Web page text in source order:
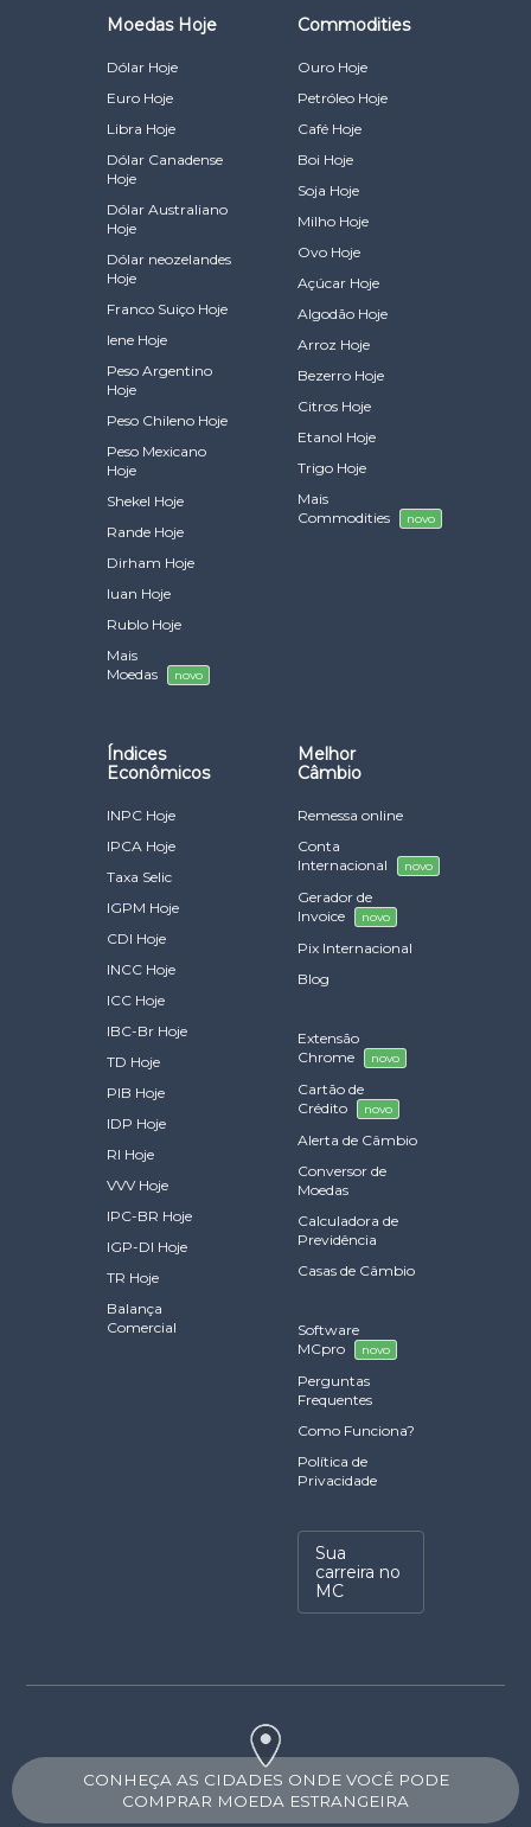
Moedas Hoje
Dólar Hoje
Euro Hoje
Libra Hoje
Dólar Canadense
Hoje
Dólar Australiano
Hoje
Dólar neozelandes
Hoje
Franco Suiço Hoje
Iene Hoje
Peso Argentino
Hoje
Peso Chileno Hoje
Peso Mexicano
Hoje
Shekel Hoje
Rande Hoje
Dirham Hoje
Iuan Hoje
Rublo Hoje
Mais
Moedas
novo
Commodities
Ouro Hoje
Petróleo Hoje
Café Hoje
Boi Hoje
Soja Hoje
Milho Hoje
Ovo Hoje
Açúcar Hoje
Algodão Hoje
Arroz Hoje
Bezerro Hoje
Citros Hoje
Etanol Hoje
Trigo Hoje
Mais
Commodities
novo
Índices
Econômicos
INPC Hoje
IPCA Hoje
Taxa Selic
IGPM Hoje
CDI Hoje
INCC Hoje
ICC Hoje
IBC-Br Hoje
TD Hoje
PIB Hoje
IDP Hoje
RI Hoje
VVV Hoje
IPC-BR Hoje
IGP-DI Hoje
TR Hoje
Balança
Comercial
Melhor
Câmbio
Remessa online
Conta
Internacional
novo
Gerador de
Invoice
novo
Pix Internacional
Blog
Extensão
Chrome
novo
Cartão de
Crédito
novo
Alerta de Câmbio
Conversor de
Moedas
Calculadora de
Previdência
Casas de Câmbio
Software
MCpro
novo
Perguntas
Frequentes
Como Funciona?
Política de
Privacidade
Sua
carreira no
MC
CONHEÇA AS CIDADES ONDE VOCÊ PODE
COMPRAR MOEDA ESTRANGEIRA